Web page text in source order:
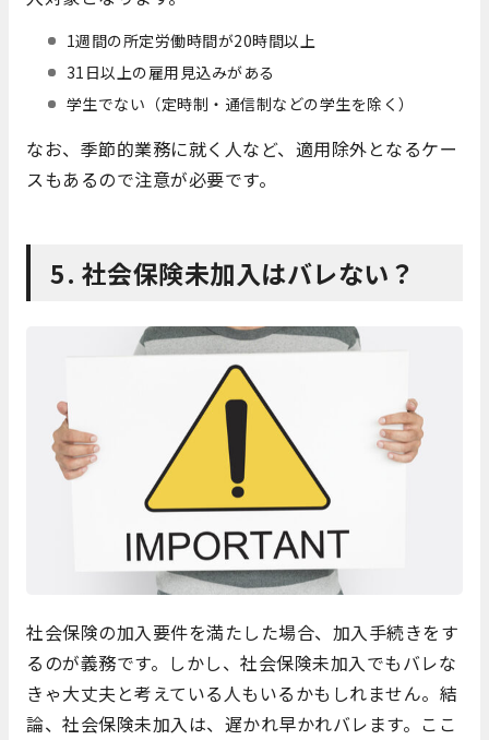
1週間の所定労働時間が20時間以上
31日以上の雇用見込みがある
学生でない（定時制・通信制などの学生を除く）
なお、季節的業務に就く人など、適用除外となるケー
スもあるので注意が必要です。
5. 社会保険未加入はバレない？
社会保険の加入要件を満たした場合、加入手続きをす
るのが義務です。しかし、社会保険未加入でもバレな
きゃ大丈夫と考えている人もいるかもしれません。結
論、社会保険未加入は、遅かれ早かれバレます。ここ